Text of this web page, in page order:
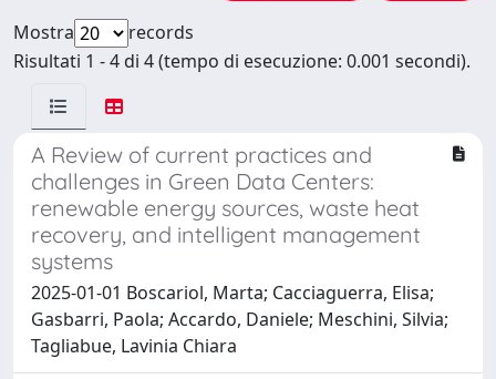
Mostra
records
Risultati 1 - 4 di 4 (tempo di esecuzione: 0.001 secondi).
A Review of current practices and
challenges in Green Data Centers:
renewable energy sources, waste heat
recovery, and intelligent management
systems
2025-01-01 Boscariol, Marta; Cacciaguerra, Elisa;
Gasbarri, Paola; Accardo, Daniele; Meschini, Silvia;
Tagliabue, Lavinia Chiara